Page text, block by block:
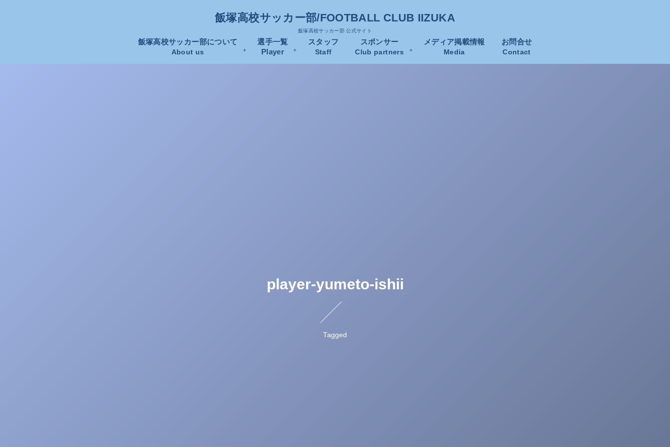
飯塚高校サッカー部/FOOTBALL CLUB IIZUKA
飯塚高校サッカー部 公式サイト
飯塚高校サッカー部について
About us
選手一覧
Player
スタッフ
Staff
スポンサー
Club partners
メディア掲載情報
Media
お問合せ
Contact
player-yumeto-ishii
Tagged